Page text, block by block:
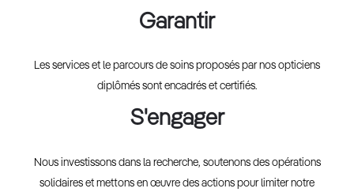
Garantir
Les services et le parcours de soins proposés par nos opticiens
diplômés sont encadrés et certifiés.
S'engager
Nous investissons dans la recherche, soutenons des opérations
solidaires et mettons en œuvre des actions pour limiter notre